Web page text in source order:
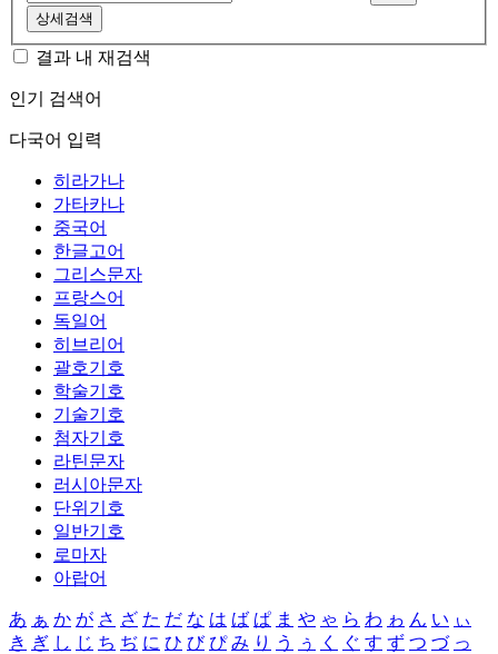
상세검색
결과 내 재검색
인기 검색어
다국어 입력
히라가나
가타카나
중국어
한글고어
그리스문자
프랑스어
독일어
히브리어
괄호기호
학술기호
기술기호
첨자기호
라틴문자
러시아문자
단위기호
일반기호
로마자
아랍어
あ ぁ か が さ ざ た だ な は ば ぱ ま や ゃ ら わ ゎ ん い ぃ
き ぎ し じ ち ぢ に ひ び ぴ み り う ぅ く ぐ す ず つ づ っ